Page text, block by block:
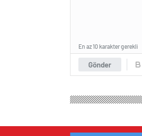
Gönder
En az 10 karakter gerekli